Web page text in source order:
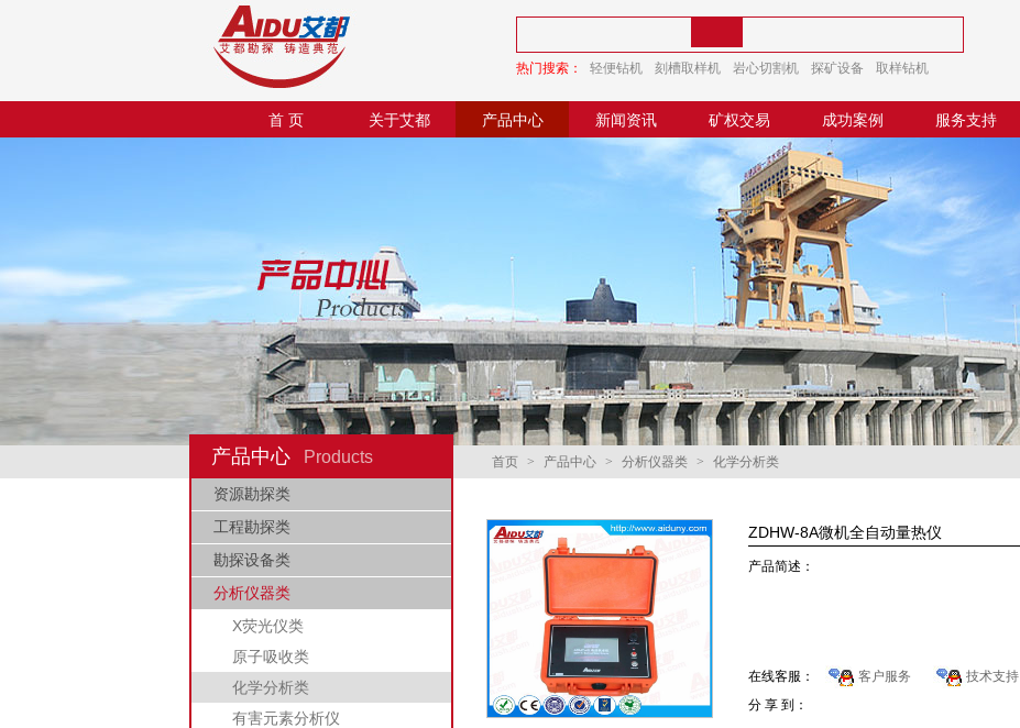
热门搜索： 轻便钻机 刻槽取样机 岩心切割机 探矿设备
取样钻机
探矿钻机
首 页 关于艾都 产品中心 新闻资讯 矿权交易 成功案例 服务支持
产品中心 Products
资源勘探类
工程勘探类
勘探设备类
分析仪器类
X荧光仪类
原子吸收类
化学分析类
有害元素分析仪
首页 > 产品中心 > 分析仪器类 > 化学分析类
ZDHW-8A微机全自动量热仪
产品简述：
在线客服： 客户服务 技术支持
分 享 到：